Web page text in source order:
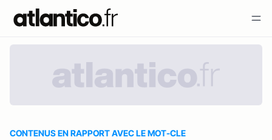
CONTENUS EN RAPPORT AVEC LE MOT-CLE